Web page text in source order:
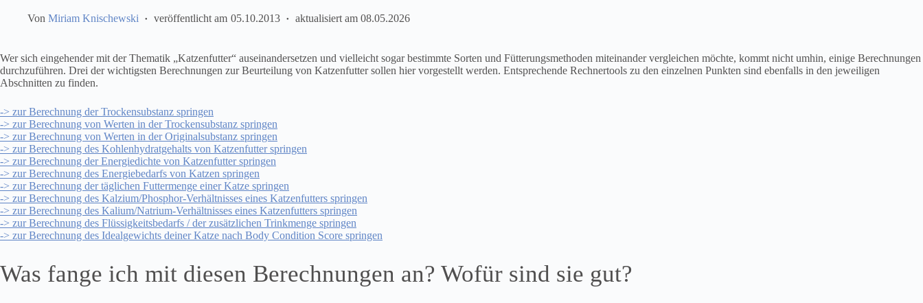
Von Miriam Knischewski veröffentlicht am 05.10.2013 aktualisiert am 08.05.2026
Wer sich eingehender mit der Thematik „Katzenfutter“ auseinandersetzen und vielleicht sogar bestimmte Sorten und Fütterungsmethoden miteinander vergleichen möchte, kommt nicht umhin, einige Berechnungen
durchzuführen. Drei der wichtigsten Berechnungen zur Beurteilung von Katzenfutter sollen hier vorgestellt werden. Entsprechende Rechnertools zu den einzelnen Punkten sind ebenfalls in den jeweiligen
Abschnitten zu finden.
-> zur Berechnung der Trockensubstanz springen
-> zur Berechnung von Werten in der Trockensubstanz springen
-> zur Berechnung von Werten in der Originalsubstanz springen
-> zur Berechnung des Kohlenhydratgehalts von Katzenfutter springen
-> zur Berechnung der Energiedichte von Katzenfutter springen
-> zur Berechnung des Energiebedarfs von Katzen springen
-> zur Berechnung der täglichen Futtermenge einer Katze springen
-> zur Berechnung des Kalzium/Phosphor-Verhältnisses eines Katzenfutters springen
-> zur Berechnung des Kalium/Natrium-Verhältnisses eines Katzenfutters springen
-> zur Berechnung des Flüssigkeitsbedarfs / der zusätzlichen Trinkmenge springen
-> zur Berechnung des Idealgewichts deiner Katze nach Body Condition Score springen
Was fange ich mit diesen Berechnungen an? Wofür sind sie gut?